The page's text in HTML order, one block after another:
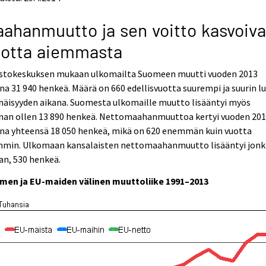
ja sen voitto
aiemmasta
mukaan ulkomailta Suomeen muutti vuoden 2013
31 940 henkeä. Määrä on 660 edellisvuotta suurempi ja suurin
aikana. Suomesta ulkomaille muutto lisääntyi myös
ollen 13 890 henkeä. Nettomaahanmuuttoa kertyi vuoden
yhteensä 18 050 henkeä, mikä on 620 enemmän kuin vuotta
Ulkomaan kansalaisten nettomaahanmuutto lisääntyi
530 henkeä.
ja EU-maiden välinen muuttoliike 1991–2013